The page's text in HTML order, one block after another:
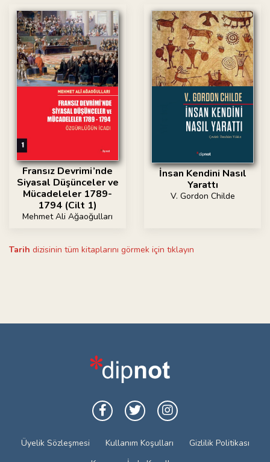
Fransız Devrimi’nde
Siyasal Düşünceler ve
Mücadeleler 1789-
1794 (Cilt 1)
Mehmet Ali Ağaoğulları
İnsan Kendini Nasıl
Yarattı
V. Gordon Childe
Tarih dizisinin tüm kitaplarını görmek için tıklayın
Üyelik Sözleşmesi Kullanım Koşulları
Gizlilik Politikası